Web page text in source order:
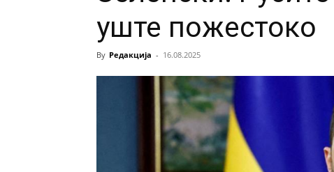
уште пожестоко
By Редакција - 16.08.2025